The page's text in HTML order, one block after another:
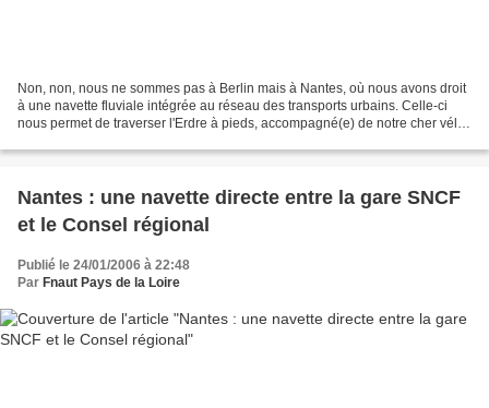
Non, non, nous ne sommes pas à Berlin mais à Nantes, où nous avons droit
à une navette fluviale intégrée au réseau des transports urbains. Celle-ci
nous permet de traverser l'Erdre à pieds, accompagné(e) de notre cher vélo.
Nantes : une navette directe entre la gare SNCF
et le Consel régional
Publié le 24/01/2006 à 22:48
Par Fnaut Pays de la Loire